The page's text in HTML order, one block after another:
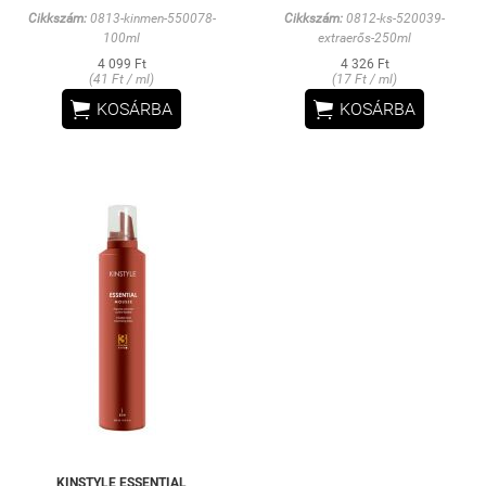
Cikkszám:0813-kinmen-550078-
100ml
4 099 Ft
(41 Ft / ml)
 KOSÁRBA
Cikkszám: 0812-ks-520039-
extraerős-250ml
4 326 Ft
(17 Ft / ml)
 KOSÁRBA
KINSTYLE ESSENTIAL